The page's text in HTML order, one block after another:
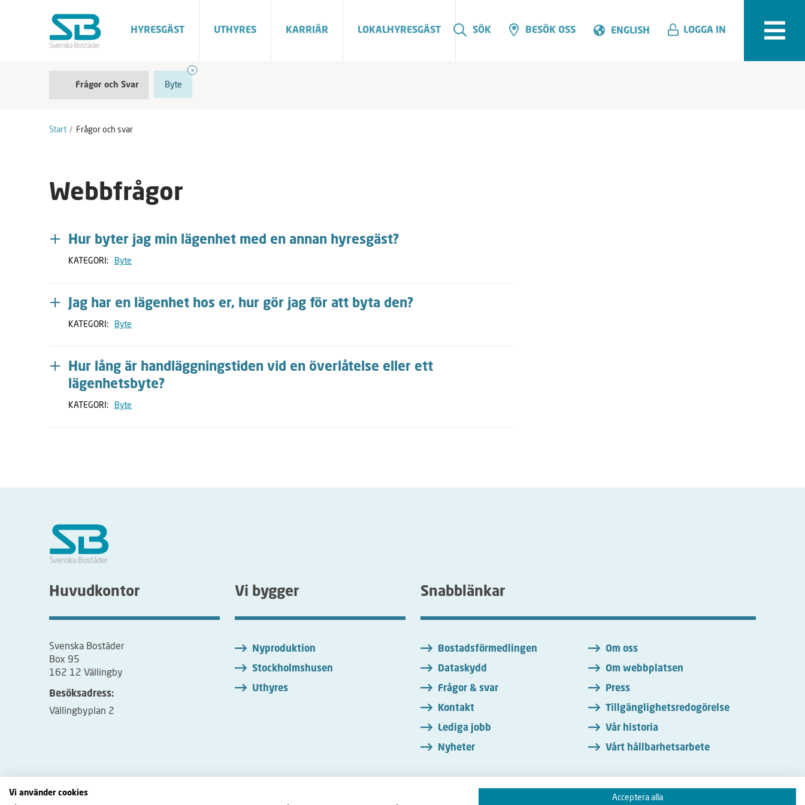
HYRESGÄST UTHYRES KARRIÄR LOKALHYRESGÄST SÖK BESÖK OSS ENGLISH LOGGA IN
Frågor och Svar
å
S
v
a
m
Byte
Start Frågor och svar
Webbfrågor
Hur byter jag min lägenhet med en annan hyresgäst?
KATEGORI: Byte
Jag har en lägenhet hos er, hur gör jag för att byta den?
KATEGORI: Byte
Hur lång är handläggningstiden vid en överlåtelse eller ett
lägenhetsbyte?
KATEGORI: Byte
Huvudkontor
Svenska Bostäder
Box 95
162 12 Vällingby
Besöksadress:
Vällingbyplan 2
Vi bygger
Nyproduktion
Stockholmshusen
Uthyres
Snabblänkar
Bostadsförmedlingen
Dataskydd
Frågor & svar
Kontakt
Lediga jobb
Nyheter
Om oss
Om webbplatsen
Press
Tillgänglighetsredogörelse
Vår historia
Vårt hållbarhetsarbete
Vi använder cookies Acceptera alla